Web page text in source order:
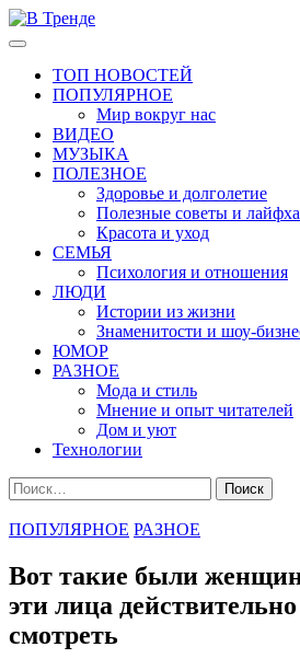
Перейти
к
Основное
ТОП НОВОСТЕЙ
ПОПУЛЯРНОЕ
Мир вокруг нас
ВИДЕО
МУЗЫКА
ПОЛЕЗНОЕ
Здоровье и долголетие
Полезные советы и
Красота и уход
СЕМЬЯ
Психология и отношения
ЛЮДИ
Истории из жизни
Знаменитости и шоу-
ЮМОР
РАЗНОЕ
Мода и стиль
Мнение и опыт читателей
Дом и уют
Технологии
Найти:
ПОПУЛЯРНОЕ РАЗНОЕ
Вот такие были
эти лица
смотреть